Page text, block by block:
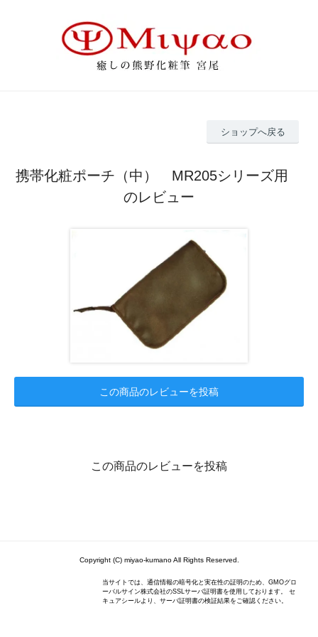
ショップへ戻る
携帯化粧ポーチ（中） MR205シリーズ用
のレビュー
この商品のレビューを投稿
この商品のレビューを投稿
Copyright (C) miyao-kumano All Rights Reserved.
当サイトでは、通信情報の暗号化と実在性の証明のため、GMOグロ
ーバルサイン株式会社のSSLサーバ証明書を使用しております。 セ
キュアシールより、サーバ証明書の検証結果をご確認ください。